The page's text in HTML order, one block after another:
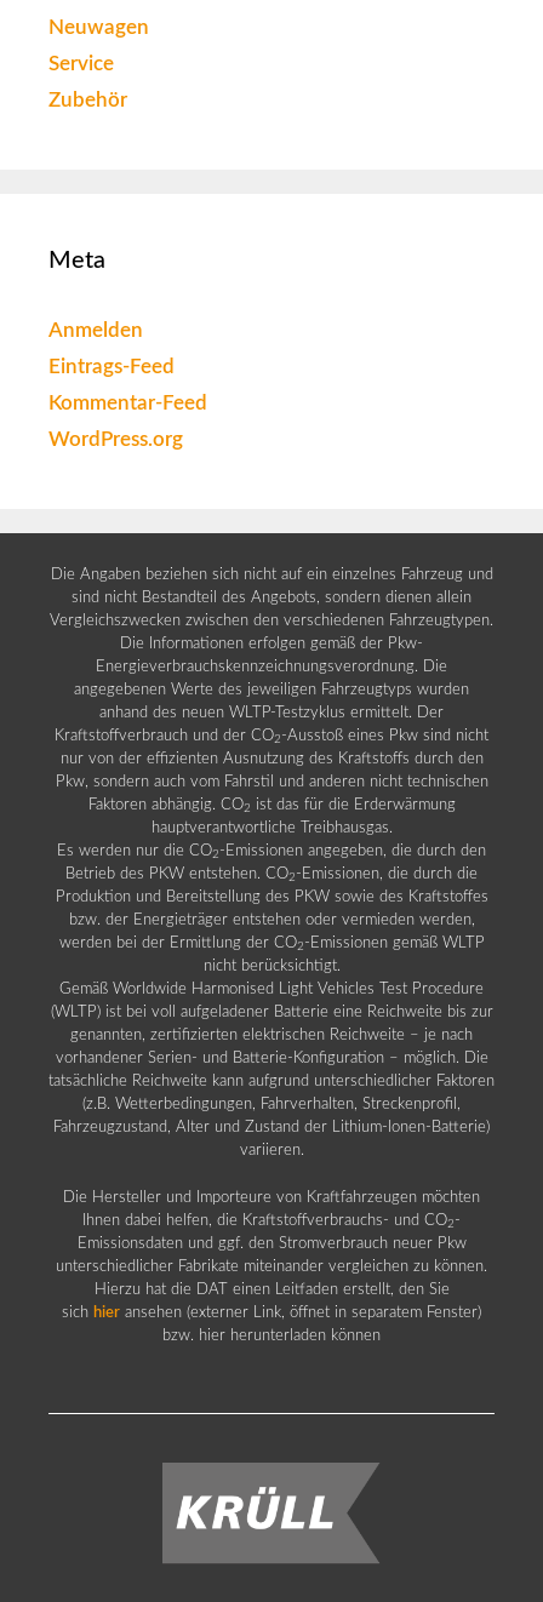
Neuwagen
Service
Zubehör
Meta
Anmelden
Eintrags-Feed
Kommentar-Feed
WordPress.org
Die Angaben beziehen sich nicht auf ein einzelnes Fahrzeug und
sind nicht Bestandteil des Angebots, sondern dienen allein
Vergleichszwecken zwischen den verschiedenen Fahrzeugtypen.
Die Informationen erfolgen gemäß der Pkw-
Energieverbrauchskennzeichnungsverordnung. Die
angegebenen Werte des jeweiligen Fahrzeugtyps wurden
anhand des neuen WLTP-Testzyklus ermittelt. Der
Kraftstoffverbrauch und der CO2 -Ausstoß eines Pkw sind nicht
nur von der effizienten Ausnutzung des Kraftstoffs durch den
Pkw, sondern auch vom Fahrstil und anderen nicht technischen
Faktoren abhängig. CO2 ist das für die Erderwärmung
hauptverantwortliche Treibhausgas.
Es werden nur die CO2 -Emissionen angegeben, die durch den
Betrieb des PKW entstehen. CO2 -Emissionen, die durch die
Produktion und Bereitstellung des PKW sowie des Kraftstoffes
bzw. der Energieträger entstehen oder vermieden werden,
werden bei der Ermittlung der CO2 -Emissionen gemäß WLTP
nicht berücksichtigt.
Gemäß Worldwide Harmonised Light Vehicles Test Procedure
(WLTP) ist bei voll aufgeladener Batterie eine Reichweite bis zur
genannten, zertifizierten elektrischen Reichweite – je nach
vorhandener Serien- und Batterie-Konfiguration – möglich. Die
tatsächliche Reichweite kann aufgrund unterschiedlicher Faktoren
(z.B. Wetterbedingungen, Fahrverhalten, Streckenprofil,
Fahrzeugzustand, Alter und Zustand der Lithium-Ionen-Batterie)
variieren.
Die Hersteller und Importeure von Kraftfahrzeugen möchten
Ihnen dabei helfen, die Kraftstoffverbrauchs- und CO2 -
Emissionsdaten und ggf. den Stromverbrauch neuer Pkw
unterschiedlicher Fabrikate miteinander vergleichen zu können.
Hierzu hat die DAT einen Leitfaden erstellt, den Sie
sich hier ansehen (externer Link, öffnet in separatem Fenster)
bzw. hier herunterladen können